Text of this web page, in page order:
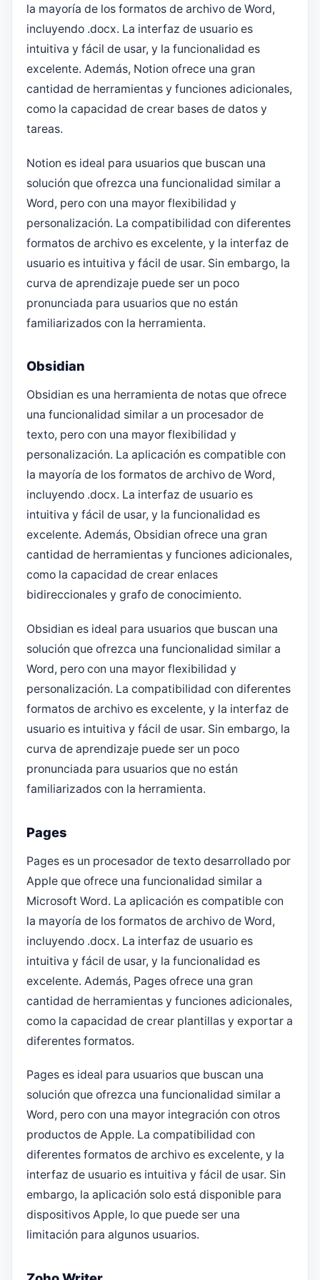
la mayoría de los formatos de archivo de Word,
incluyendo .docx. La interfaz de usuario es
intuitiva y fácil de usar, y la funcionalidad es
excelente. Además, Notion ofrece una gran
cantidad de herramientas y funciones adicionales,
como la capacidad de crear bases de datos y
tareas.
Notion es ideal para usuarios que buscan una
solución que ofrezca una funcionalidad similar a
Word, pero con una mayor flexibilidad y
personalización. La compatibilidad con diferentes
formatos de archivo es excelente, y la interfaz de
usuario es intuitiva y fácil de usar. Sin embargo, la
curva de aprendizaje puede ser un poco
pronunciada para usuarios que no están
familiarizados con la herramienta.
Obsidian
Obsidian es una herramienta de notas que ofrece
una funcionalidad similar a un procesador de
texto, pero con una mayor flexibilidad y
personalización. La aplicación es compatible con
la mayoría de los formatos de archivo de Word,
incluyendo .docx. La interfaz de usuario es
intuitiva y fácil de usar, y la funcionalidad es
excelente. Además, Obsidian ofrece una gran
cantidad de herramientas y funciones adicionales,
como la capacidad de crear enlaces
bidireccionales y grafo de conocimiento.
Obsidian es ideal para usuarios que buscan una
solución que ofrezca una funcionalidad similar a
Word, pero con una mayor flexibilidad y
personalización. La compatibilidad con diferentes
formatos de archivo es excelente, y la interfaz de
usuario es intuitiva y fácil de usar. Sin embargo, la
curva de aprendizaje puede ser un poco
pronunciada para usuarios que no están
familiarizados con la herramienta.
Pages
Pages es un procesador de texto desarrollado por
Apple que ofrece una funcionalidad similar a
Microsoft Word. La aplicación es compatible con
la mayoría de los formatos de archivo de Word,
incluyendo .docx. La interfaz de usuario es
intuitiva y fácil de usar, y la funcionalidad es
excelente. Además, Pages ofrece una gran
cantidad de herramientas y funciones adicionales,
como la capacidad de crear plantillas y exportar a
diferentes formatos.
Pages es ideal para usuarios que buscan una
solución que ofrezca una funcionalidad similar a
Word, pero con una mayor integración con otros
productos de Apple. La compatibilidad con
diferentes formatos de archivo es excelente, y la
interfaz de usuario es intuitiva y fácil de usar. Sin
embargo, la aplicación solo está disponible para
dispositivos Apple, lo que puede ser una
limitación para algunos usuarios.